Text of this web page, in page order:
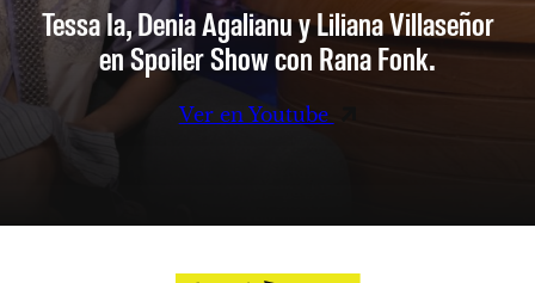
Tessa Ia, Denia Agalianu y Liliana Villaseñor
en Spoiler Show con Rana Fonk.
Ver en Youtube